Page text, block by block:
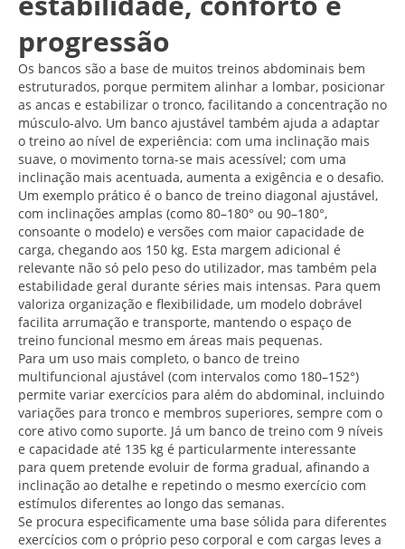
progressão
Os bancos são a base de muitos treinos abdominais bem
estruturados, porque permitem alinhar a lombar, posicionar
as ancas e estabilizar o tronco, facilitando a concentração no
músculo-alvo. Um banco ajustável também ajuda a adaptar
o treino ao nível de experiência: com uma inclinação mais
suave, o movimento torna-se mais acessível; com uma
inclinação mais acentuada, aumenta a exigência e o desafio.
Um exemplo prático é o banco de treino diagonal ajustável,
com inclinações amplas (como 80–180° ou 90–180°,
consoante o modelo) e versões com maior capacidade de
carga, chegando aos 150 kg. Esta margem adicional é
relevante não só pelo peso do utilizador, mas também pela
estabilidade geral durante séries mais intensas. Para quem
valoriza organização e flexibilidade, um modelo dobrável
facilita arrumação e transporte, mantendo o espaço de
treino funcional mesmo em áreas mais pequenas.
Para um uso mais completo, o banco de treino
multifuncional ajustável (com intervalos como 180–152°)
permite variar exercícios para além do abdominal, incluindo
variações para tronco e membros superiores, sempre com o
core ativo como suporte. Já um banco de treino com 9 níveis
e capacidade até 135 kg é particularmente interessante
para quem pretende evoluir de forma gradual, afinando a
inclinação ao detalhe e repetindo o mesmo exercício com
estímulos diferentes ao longo das semanas.
Se procura especificamente uma base sólida para diferentes
exercícios com o próprio peso corporal e com cargas leves a